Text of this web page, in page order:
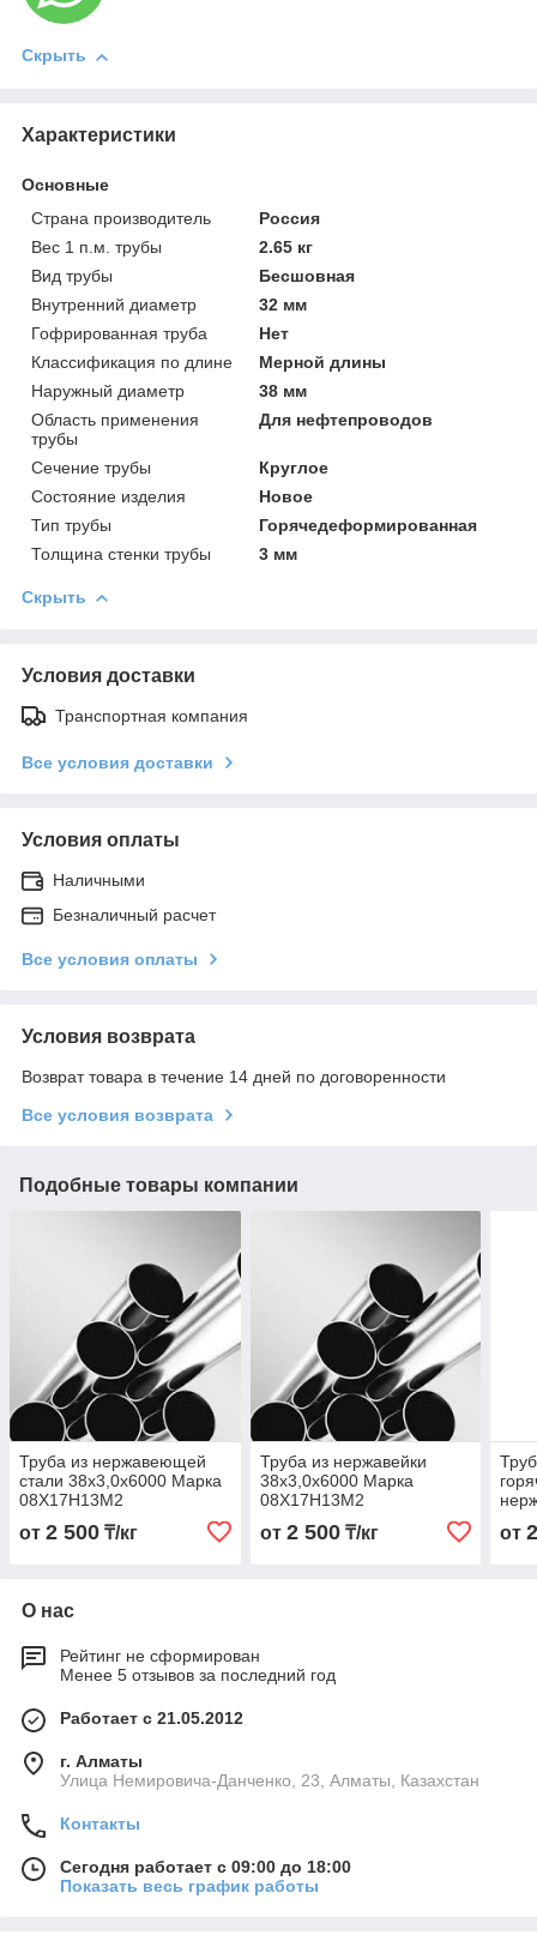
Скрыть
Характеристики
Основные
Страна производитель
Россия
Вес 1 п.м. трубы
2.65 кг
Вид трубы
Бесшовная
Внутренний диаметр
32 мм
Гофрированная труба
Нет
Классификация по длине
Мерной длины
Наружный диаметр
38 мм
Область применения
трубы
Для нефтепроводов
Сечение трубы
Круглое
Состояние изделия
Новое
Тип трубы
Горячедеформированная
Толщина стенки трубы
3 мм
Скрыть
Условия доставки
Транспортная компания
Все условия доставки
Условия оплаты
Наличными
Безналичный расчет
Все условия оплаты
Условия возврата
Возврат товара в течение 14 дней по договоренности
Все условия возврата
Подобные товары компании
Труба из нержавеющей
стали 38х3,0х6000 Марка
08Х17Н13М2
от 2 500 ₸/кг
Труба из нержавейки
38х3,0х6000 Марка
08Х17Н13М2
от 2 500₸/кг от
О нас
Рейтинг не сформирован
Менее 5 отзывов за последний год
Работает с 21.05.2012
г. Алматы
Улица Немировича-Данченко, 23, Алматы, Казахстан
Контакты
Сегодня работает с 09:00 до 18:00
Показать весь график работы